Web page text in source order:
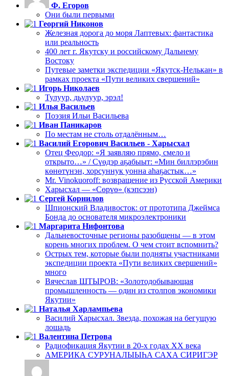
Ф. Егоров
Они были первыми
Георгий Никонов
Железная дорога до моря Лаптевых: фантастика
или реальность
400 лет г. Якутску и российскому Дальнему
Востоку
Путевые заметки экспедиции «Якутск-Нелькан» в
рамках проекта «Пути великих свершений»
Игорь Николаев
Тулуур, дьулуур, эрэл!
Илья Васильев
Поэзия Ильи Васильева
Иван Паникаров
По местам не столь отдалённым…
Василий Егорович Васильев - Харысхал
Отец Феодор: «Я заявляю прямо, смело и
открыто…» / Сүөдэр аҕабыыт: «Мин биллэрэбин
көнөтүнэн, хорсуннук уонна аһаҕастык…»
Mr. Vinokuoroff: возвращение из Русской Америки
Харысхал — «Сөрүө» (кэпсээн)
Сергей Корнилов
Шпионский Владивосток: от прототипа Джеймса
Бонда до основателя микроэлектроники
Маргарита Нифонтова
Дальневосточные регионы разобщены — в этом
корень многих проблем. О чем стоит вспомнить?
Острых тем, которые были подняты участниками
экспедиции проекта «Пути великих свершений»
много
Вячеслав ШТЫРОВ: «Золотодобывающая
промышленность — один из столпов экономики
Якутии»
Наталья Харлампьева
Василий Харысхал. Звезда, похожая на бегущую
лошадь
Валентина Петрова
Радиофикация Якутии в 20-х годах ХХ века
АМЕРИКА СУРУНАЛЫЫҺА САХА СИРИГЭР